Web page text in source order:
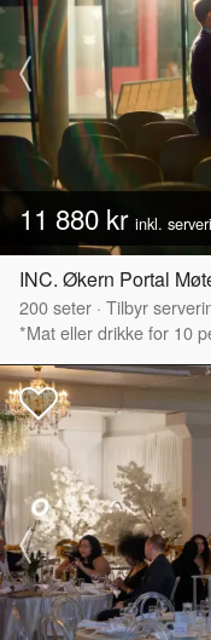
11 880 kr inkl.
200seter · Tilbyr
*Mat eller drikke for 10